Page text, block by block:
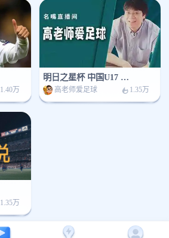
1.40万
明日之星杯 中国U17 - 河床U17
高老师爱足球 1.35万
1.35万